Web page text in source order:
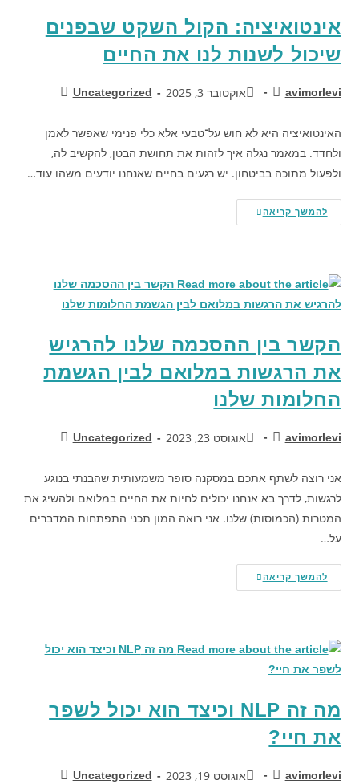
אינטואיציה: הקול השקט שבפנים
שיכול לשנות לנו את החיים
avimorlevi אוקטובר 3, 2025 Uncategorized
האינטואיציה היא לא חוש על־טבעי אלא כלי פנימי שאפשר לאמן
ולחדד. במאמר נגלה איך לזהות את תחושת הבטן, להקשיב לה,
ולפעול מתוכה בביטחון. יש רגעים בחיים שאנחנו יודעים משהו עוד…
להמשך קריאה
הקשר בין ההסכמה שלנו להרגיש
את הרגשות במלואם לבין הגשמת
החלומות שלנו
avimorlevi אוגוסט 23, 2023 Uncategorized
אני רוצה לשתף אתכם במסקנה סופר משמעותית שהבנתי בנוגע
לרגשות, לדרך בא אנחנו יכולים לחיות את החיים במלואם ולהשיג את
המטרות (הכמוסות) שלנו. אני רואה המון תכני התפתחות המדברים
על…
להמשך קריאה
מה זה NLP וכיצד הוא יכול לשפר
את חיי?
avimorlevi אוגוסט 19, 2023 Uncategorized